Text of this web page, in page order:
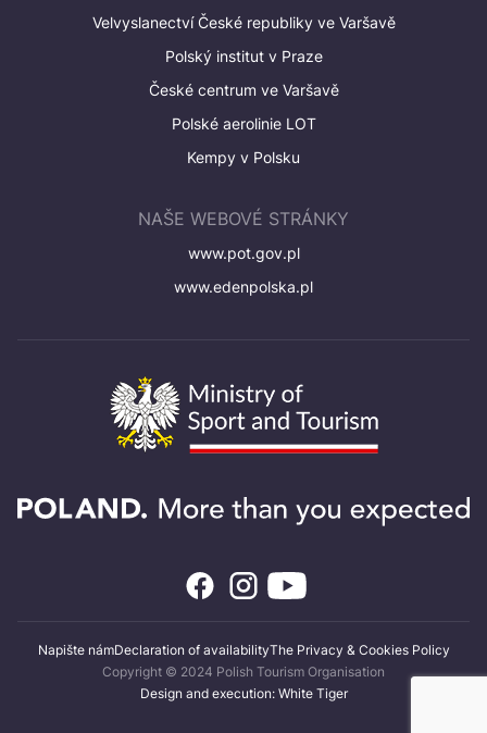
Velvyslanectví České republiky ve Varšavě
Polský institut v Praze
České centrum ve Varšavě
Polské aerolinie LOT
Kempy v Polsku
NAŠE WEBOVÉ STRÁNKY
www.pot.gov.pl
www.edenpolska.pl
Napište námDeclaration of availabilityThe Privacy & Cookies Policy
Copyright © 2024 Polish Tourism Organisation
Design and execution: White Tiger